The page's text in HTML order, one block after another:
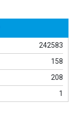
242583
158
208
1